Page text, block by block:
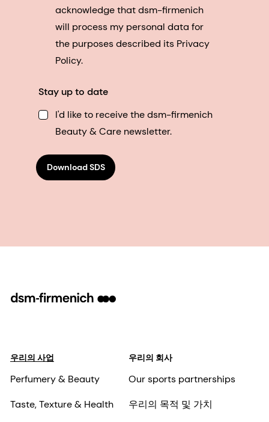
acknowledge that dsm-firmenich
will process my personal data for
the purposes described its Privacy
Policy.
Stay up to date
I'd like to receive the dsm-firmenich
Beauty & Care newsletter.
Download SDS
우리의 사업
Perfumery & Beauty
Taste, Texture & Health
우리의 회사
Our sports partnerships
우리의 목적 및 가치